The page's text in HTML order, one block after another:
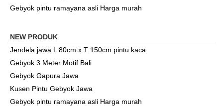
Gebyok pintu ramayana asli Harga murah
NEW PRODUK
Jendela jawa L 80cm x T 150cm pintu kaca
Gebyok 3 Meter Motif Bali
Gebyok Gapura Jawa
Kusen Pintu Gebyok Jawa
Gebyok pintu ramayana asli Harga murah